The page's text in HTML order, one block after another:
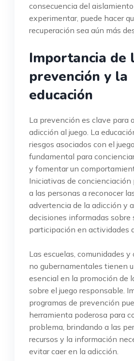
consecuencia del
experimentar, puede hacer
recuperación sea aún más
Importancia de
prevención y la
educación
La prevención es clave para
adicción al juego. La
riesgos asociados con el
fundamental para
y fomentar un
Iniciativas de concienciación
a las personas a reconocer
advertencia de la adicción y
decisiones informadas sobre
participación en actividades
Las escuelas, comunidades
no gubernamentales tienen
esencial en la promoción de
sobre el juego responsable.
programas de prevención
herramienta poderosa para
problema, brindando a las
recursos y la información
evitar caer en la adicción.